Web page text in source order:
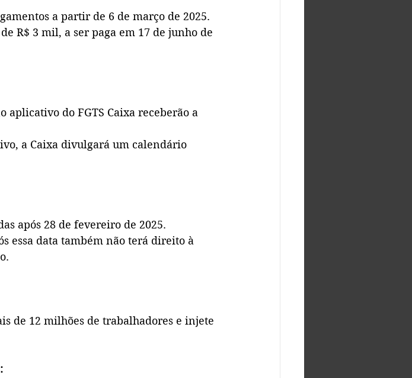
a partir de 6 de março de 2025.
R$ 3 mil, a ser paga em 17 de junho de
aplicativo do FGTS Caixa receberão a
a Caixa divulgará um calendário
após 28 de fevereiro de 2025.
essa data também não terá direito à
de 12 milhões de trabalhadores e injete